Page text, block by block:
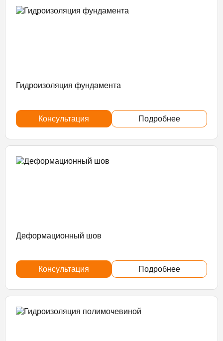
Гидроизоляция фундамента
Консультация Подробнее
Деформационный шов
Консультация Подробнее